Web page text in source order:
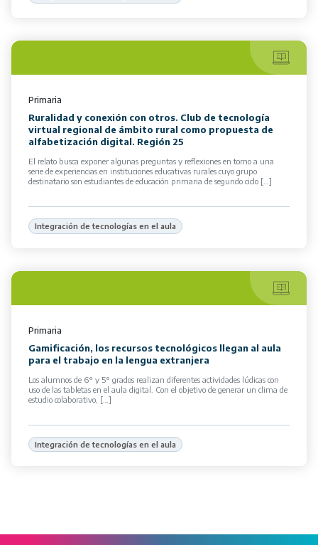
Primaria
Ruralidad y conexión con otros. Club de tecnología
virtual regional de ámbito rural como propuesta de
alfabetización digital. Región 25
El relato busca exponer algunas preguntas y reflexiones en torno a una
serie de experiencias en instituciones educativas rurales cuyo grupo
destinatario son estudiantes de educación primaria de segundo ciclo […]
Integración de tecnologías en el aula
Primaria
Gamificación, los recursos tecnológicos llegan al aula
para el trabajo en la lengua extranjera
Los alumnos de 6° y 5° grados realizan diferentes actividades lúdicas con
uso de las tabletas en el aula digital. Con el objetivo de generar un clima de
estudio colaborativo, […]
Integración de tecnologías en el aula